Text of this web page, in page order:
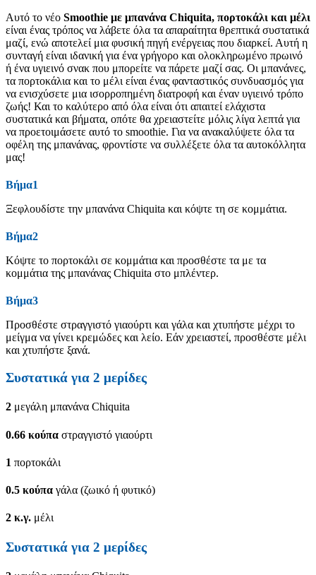
Αυτό το νέο Smoothie με μπανάνα Chiquita, πορτοκάλι και μέλι
είναι ένας τρόπος να λάβετε όλα τα απαραίτητα θρεπτικά συστατικά
μαζί, ενώ αποτελεί μια φυσική πηγή ενέργειας που διαρκεί. Αυτή η
συνταγή είναι ιδανική για ένα γρήγορο και ολοκληρωμένο πρωινό
ή ένα υγιεινό σνακ που μπορείτε να πάρετε μαζί σας. Οι μπανάνες,
τα πορτοκάλια και το μέλι είναι ένας φανταστικός συνδυασμός για
να ενισχύσετε μια ισορροπημένη διατροφή και έναν υγιεινό τρόπο
ζωής! Και το καλύτερο από όλα είναι ότι απαιτεί ελάχιστα
συστατικά και βήματα, οπότε θα χρειαστείτε μόλις λίγα λεπτά για
να προετοιμάσετε αυτό το smoothie. Για να ανακαλύψετε όλα τα
οφέλη της μπανάνας, φροντίστε να συλλέξετε όλα τα αυτοκόλλητα
μας!
Βήμα1
Ξεφλουδίστε την μπανάνα Chiquita και κόψτε τη σε κομμάτια.
Βήμα2
Κόψτε το πορτοκάλι σε κομμάτια και προσθέστε τα με τα
κομμάτια της μπανάνας Chiquita στο μπλέντερ.
Βήμα3
Προσθέστε στραγγιστό γιαούρτι και γάλα και χτυπήστε μέχρι το
μείγμα να γίνει κρεμώδες και λείο. Εάν χρειαστεί, προσθέστε μέλι
και χτυπήστε ξανά.
Συστατικά για 2 μερίδες
2 μεγάλη μπανάνα Chiquita
0.66 κούπα στραγγιστό γιαούρτι
1 πορτοκάλι
0.5 κούπα γάλα (ζωικό ή φυτικό)
2 κ.γ. μέλι
Συστατικά για 2 μερίδες